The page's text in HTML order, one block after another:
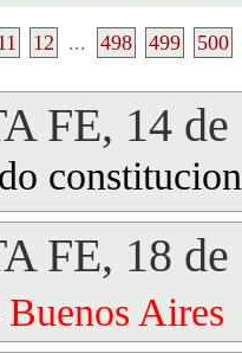
12 ... 498 499 500
FE, 14
FE, 18
Buenos Aires